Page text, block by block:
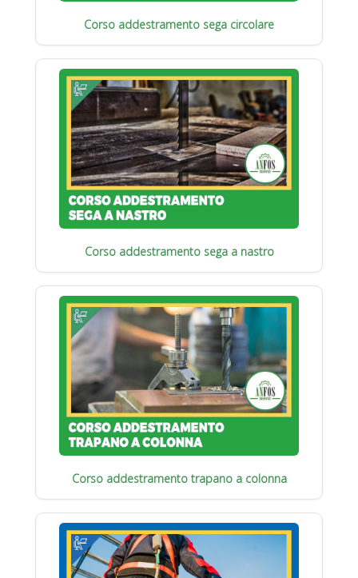
Corso addestramento sega circolare
Corso addestramento sega a nastro
Corso addestramento trapano a colonna